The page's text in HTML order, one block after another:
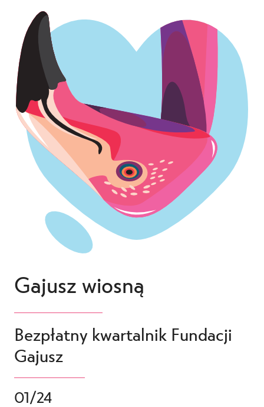
Gajusz wiosną
Bezpłatny kwartalnik Fundacji
Gajusz
01/24